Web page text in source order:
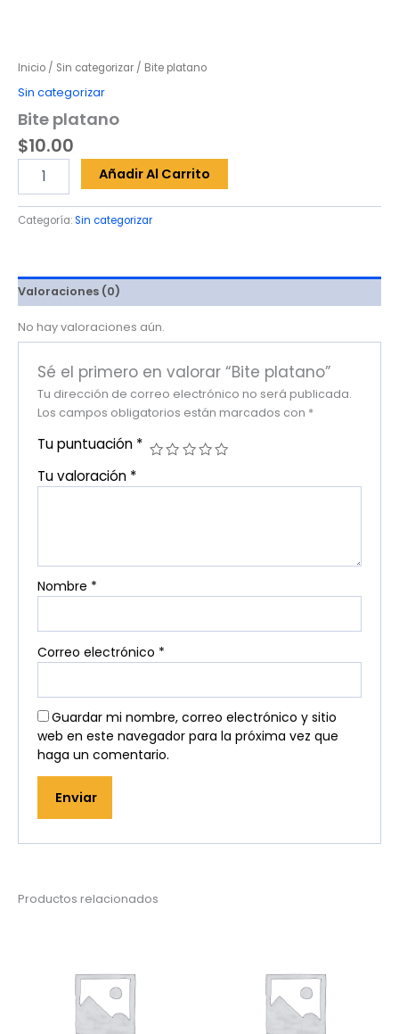
Inicio / Sin categorizar / Bite platano
Sin categorizar
Bite platano
$10.00
platano
cantidad
Añadir Al Carrito
Categoría:Sin categorizar
Valoraciones (0)
No hay valoraciones aún.
Sé el primero en valorar “Bite platano”
Tu dirección de correo electrónico no será publicada.
Los campos obligatorios están marcados con *
Tu puntuación *
Tu valoración *
Nombre *
Correo electrónico *
Guardar mi nombre, correo electrónico y sitio
web en este navegador para la próxima vez que
haga un comentario.
Productos relacionados